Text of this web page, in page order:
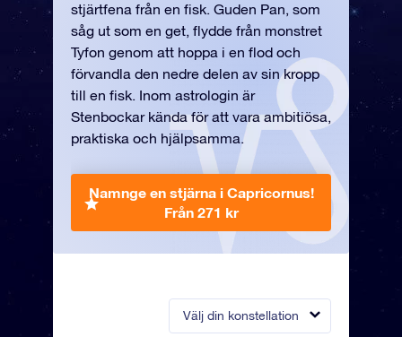
Välj din konstellation
stjärtfena från en fisk. Guden Pan, som
såg ut som en get, flydde från monstret
Tyfon genom att hoppa i en flod och
förvandla den nedre delen av sin kropp
till en fisk. Inom astrologin är
Stenbockar kända för att vara ambitiösa,
praktiska och hjälpsamma.
Namnge en stjärna i Capricornus!
Från 271 kr